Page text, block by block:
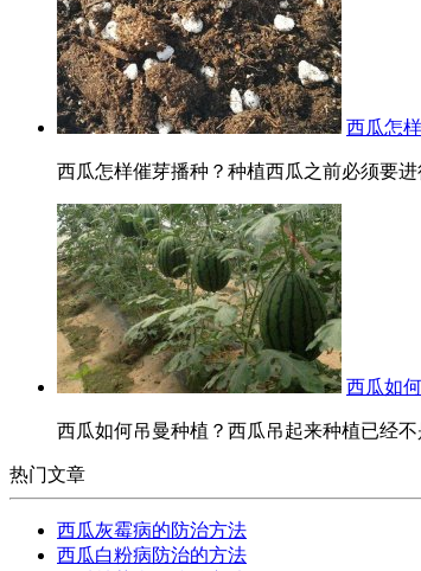
西瓜怎
西瓜怎样催芽播种？种植西瓜之前必须要
西瓜如
西瓜如何吊曼种植？西瓜吊起来种植已经
热门文章
西瓜灰霉病的防治方法
西瓜白粉病防治的方法